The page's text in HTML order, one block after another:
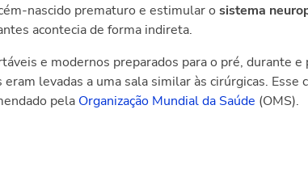
nascido prematuro e estimular o sistema
acontecia de forma indireta.
e modernos preparados para o pré, durante e
levadas a uma sala similar às cirúrgicas. Esse
pela Organização Mundial da Saúde (OMS).